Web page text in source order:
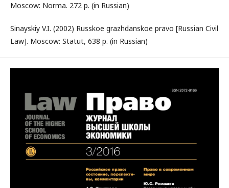
Moscow: Norma. 272 p. (in Russian)
Sinayskiy V.I. (2002) Russkoe grazhdanskoe pravo [Russian Civil
Law]. Moscow: Statut, 638 p. (in Russian)